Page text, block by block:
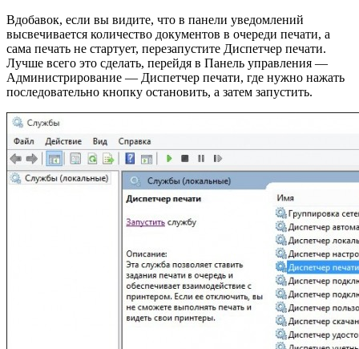
Вдобавок, если вы видите, что в панели уведомлений
высвечивается количество документов в очереди печати, а
сама печать не стартует, перезапустите Диспетчер печати.
Лучше всего это сделать, перейдя в Панель управления —
Администрирование — Диспетчер печати, где нужно нажать
последовательно кнопку остановить, а затем запустить.